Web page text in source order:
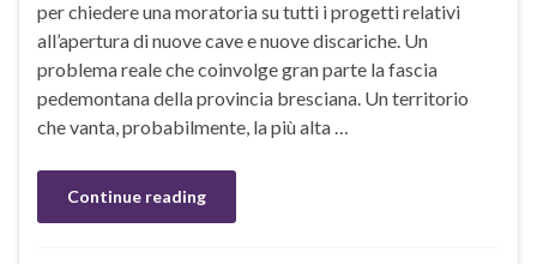
per chiedere una moratoria su tutti i progetti relativi
all’apertura di nuove cave e nuove discariche. Un
problema reale che coinvolge gran parte la fascia
pedemontana della provincia bresciana. Un territorio
che vanta, probabilmente, la più alta …
Continue reading